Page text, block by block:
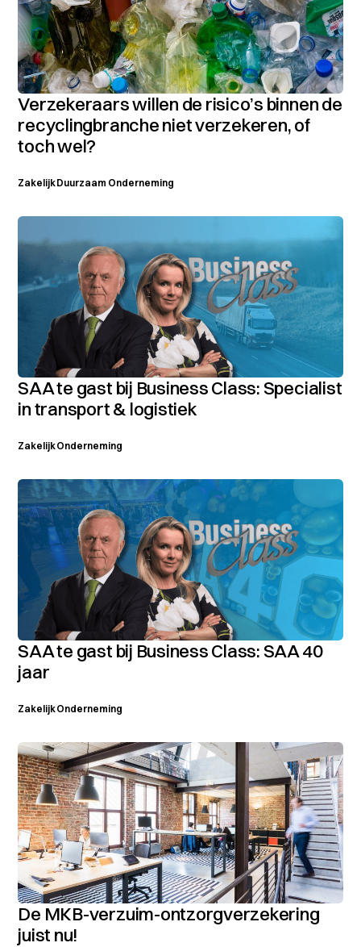
Verzekeraars willen de risico’s binnen de
recyclingbranche niet verzekeren, of
toch wel?
ZakelijkDuurzaam Onderneming
SAA te gast bij Business Class: Specialist
in transport & logistiek
ZakelijkOnderneming
SAA te gast bij Business Class: SAA 40
jaar
ZakelijkOnderneming
De MKB-verzuim-ontzorgverzekering
juist nu!